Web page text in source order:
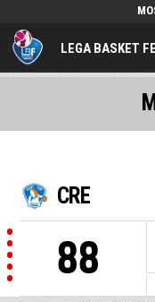
LEGA BASKET
CRE
88